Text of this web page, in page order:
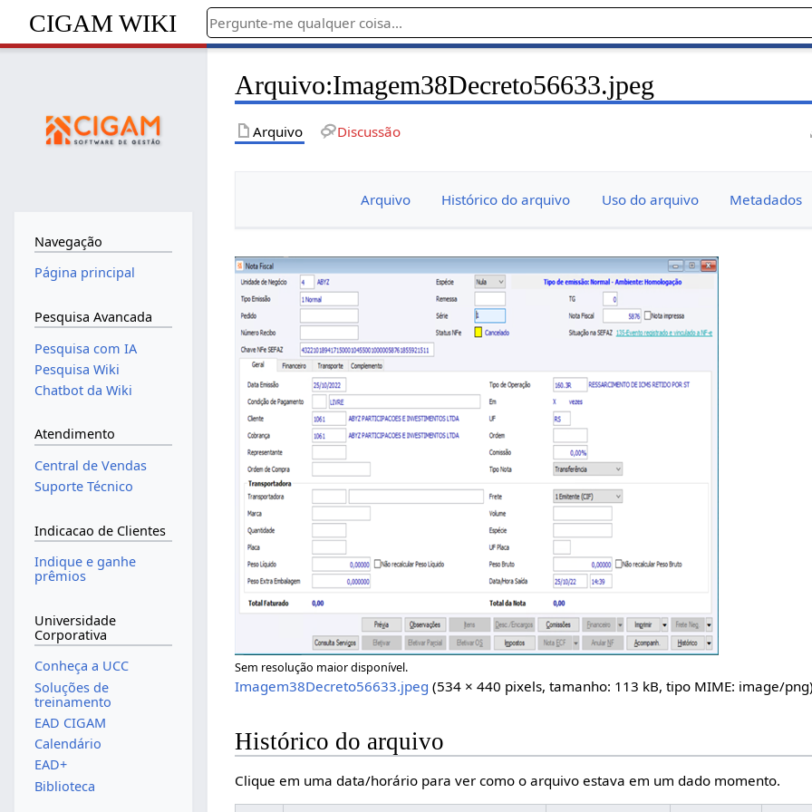
CIGAM WIKI
Arquivo:Imagem38Decreto56633.jpeg
Arquivo Discussão
Arquivo Histórico do arquivo Uso do arquivo Metadados
Sem resolução maior disponível.
Imagem38Decreto56633.jpeg (534 × 440 pixels, tamanho: 113 kB, tipo MIME: image/png
Histórico do arquivo
Clique em uma data/horário para ver como o arquivo estava em um dado momento.
Navegação
Página principal
Pesquisa Avancada
Pesquisa com IA
Pesquisa Wiki
Chatbot da Wiki
Atendimento
Central de Vendas
Suporte Técnico
Indicacao de Clientes
Indique e ganhe
prêmios
Universidade
Corporativa
Conheça a UCC
Soluções de
treinamento
EAD CIGAM
Calendário
EAD+
Biblioteca